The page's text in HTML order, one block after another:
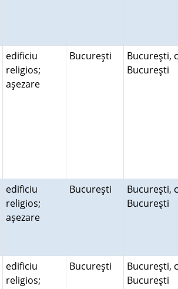
edificiu
religios;
aşezare
Bucureşti
Bucureşti,
Bucureşti
edificiu
religios;
aşezare
Bucureşti
Bucureşti,
Bucureşti
edificiu
religios;
Bucureşti
Bucureşti,
Bucureşti